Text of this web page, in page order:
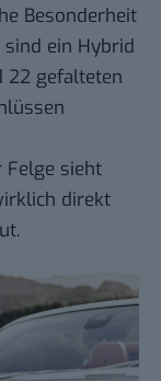
Besonderheit
sind ein Hybrid
22 gefalteten
Felge sieht
direkt